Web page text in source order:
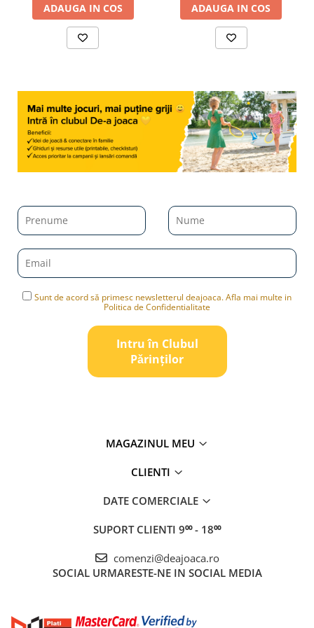
ADAUGA IN COS ADAUGA IN COS
Sunt de acord să primesc newsletterul deajoaca. Afla mai multe in
Politica de Confidentialitate
Intru în Clubul
Pǎrinților
MAGAZINUL MEU
CLIENTI
DATE COMERCIALE
SUPORT CLIENTI 9⁰⁰ - 18⁰⁰
comenzi@deajoaca.ro
SOCIAL URMARESTE-NE IN SOCIAL MEDIA